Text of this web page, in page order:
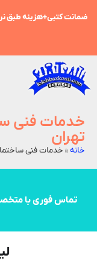
ضمانت کتبی+هزینه طبق
خدمات فنی
تهران
خانه » خدمات فنی
تماس فوری با